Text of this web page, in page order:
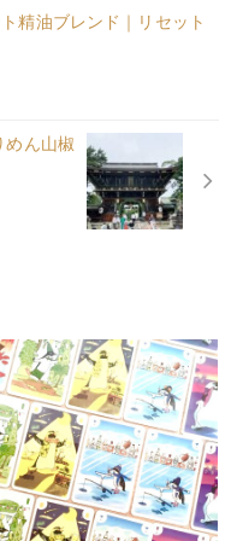
精油ブレンド｜リセット
めん山椒